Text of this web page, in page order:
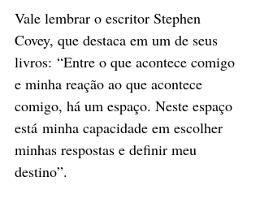
Vale lembrar o escritor Stephen
Covey, que destaca em um de seus
livros: “Entre o que acontece comigo
e minha reação ao que acontece
comigo, há um espaço. Neste espaço
está minha capacidade em escolher
minhas respostas e definir meu
destino”.